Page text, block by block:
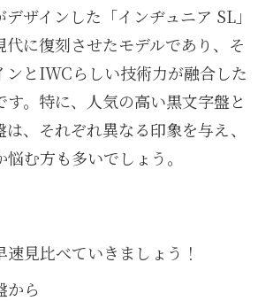
デザインした「インヂュニア SL」
代に復刻させたモデルであり、そ
ンとIWCらしい技術力が融合した
す。特に、人気の高い黒文字盤と
、それぞれ異なる印象を与え、
む方も多いでしょう。
速見比べていきましょう！
から